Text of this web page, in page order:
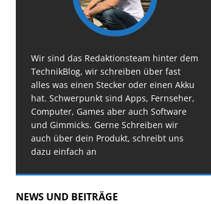
Wir sind das Redaktionsteam hinter dem
TechnikBlog, wir schreiben über fast
alles was einen Stecker oder einen Akku
hat. Schwerpunkt sind Apps, Fernseher,
Computer, Games aber auch Software
und Gimmicks. Gerne Schreiben wir
auch über dein Produkt, schreibt uns
dazu einfach an
NEWS UND BEITRÄGE